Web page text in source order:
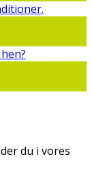
du i vores